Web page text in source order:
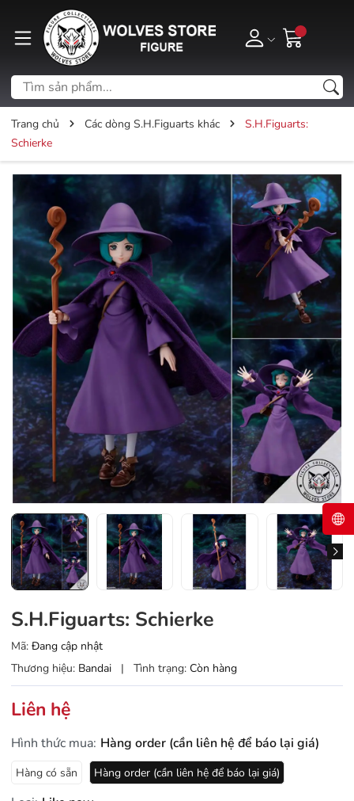
Trang chủ Các dòng S.H.Figuarts khác
S.H.Figuarts:
Schierke
S.H.Figuarts: Schierke
Mã: Đang cập nhật
Thương hiệu: Bandai | Tình trạng: Còn hàng
Liên hệ
Hình thức mua: Hàng order (cần liên hệ để báo lại giá)
Hàng có sẵn Hàng order (cần liên hệ để báo lại giá)